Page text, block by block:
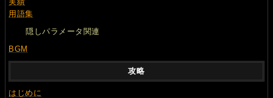
用語集
隠しパラメータ関連
BGM
攻略
はじめに